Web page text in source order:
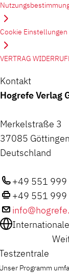
Cookie Einstellungen
VERTRAG
Kontakt
Hogrefe Verlag
Merkelstraße 3
37085 Göttingen
Deutschland
+49 551 999
+49 551
Programm